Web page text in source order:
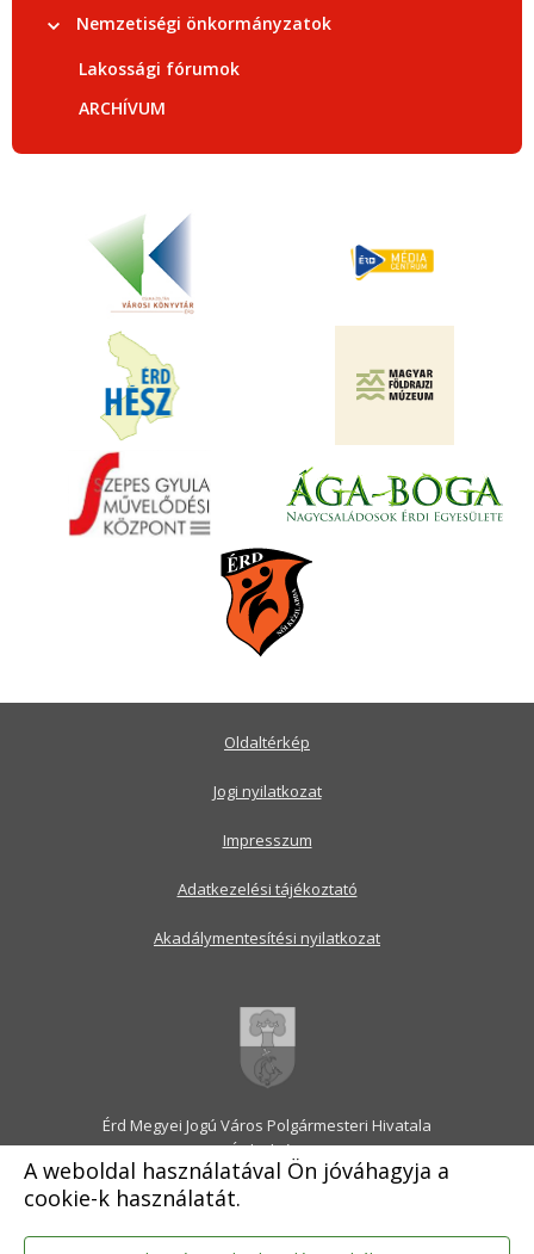
A weboldal használatával Ön jóváhagyja a
cookie-k használatát.
Nemzetiségi önkormányzatok
Lakossági fórumok
ARCHÍVUM
Érd Megyei Jogú Város Polgármesteri Hivatala
2030 Érd, Alsó utca 1.
Levélcím: 2031 Érd, Pf.: 31
E-mail:onkormanyzat@erd.hu
Telefonközpont:06-23-522-300
Oldaltérkép
Jogi nyilatkozat
Impresszum
Adatkezelési tájékoztató
Akadálymentesítési nyilatkozat